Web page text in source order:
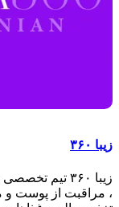
زیبا ۳۶۰
زیبا ۳۶۰ تیم
، مراقبت از پوست و